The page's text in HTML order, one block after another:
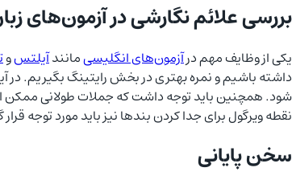
بررسی علائم نگارشی در آزمون‌های
یکی از وظایف مهم درآزمون‌های انگلیسیمانندآیلتسو
داشته باشیم و نمره بهتری در بخش رایتینگ بگیریم. در
شود. همچنین باید توجه داشت که جملات طولانی ممکن است
نقطه ویرگول برای جدا کردن بندها نیز باید مورد توجه
سخن پایانی